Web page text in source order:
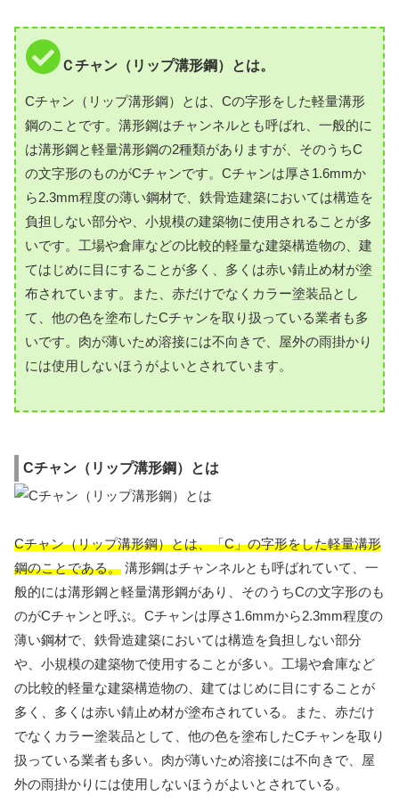
Ｃチャン（リップ溝形鋼）とは。
Cチャン（リップ溝形鋼）とは、Cの字形をした軽量溝形
鋼のことです。溝形鋼はチャンネルとも呼ばれ、一般的に
は溝形鋼と軽量溝形鋼の2種類がありますが、そのうちC
の文字形のものがCチャンです。Cチャンは厚さ1.6mmか
ら2.3mm程度の薄い鋼材で、鉄骨造建築においては構造を
負担しない部分や、小規模の建築物に使用されることが多
いです。工場や倉庫などの比較的軽量な建築構造物の、建
てはじめに目にすることが多く、多くは赤い錆止め材が塗
布されています。また、赤だけでなくカラー塗装品とし
て、他の色を塗布したCチャンを取り扱っている業者も多
いです。肉が薄いため溶接には不向きで、屋外の雨掛かり
には使用しないほうがよいとされています。
Cチャン（リップ溝形鋼）とは
Cチャン（リップ溝形鋼）とは、「C」の字形をした軽量溝形
鋼のことである。 溝形鋼はチャンネルとも呼ばれていて、一
般的には溝形鋼と軽量溝形鋼があり、そのうちCの文字形のも
のがCチャンと呼ぶ。Cチャンは厚さ1.6mmから2.3mm程度の
薄い鋼材で、鉄骨造建築においては構造を負担しない部分
や、小規模の建築物で使用することが多い。工場や倉庫など
の比較的軽量な建築構造物の、建てはじめに目にすることが
多く、多くは赤い錆止め材が塗布されている。また、赤だけ
でなくカラー塗装品として、他の色を塗布したCチャンを取り
扱っている業者も多い。肉が薄いため溶接には不向きで、屋
外の雨掛かりには使用しないほうがよいとされている。